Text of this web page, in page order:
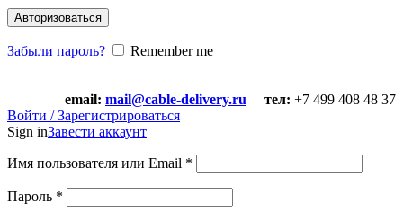
Авторизоваться
Забыли пароль?
Remember me
email: mail@cable-delivery.ru тел: +7 499 408 48 37
Войти / Зарегистрироваться
Sign inЗавести аккаунт
Имя пользователя или Email *
Пароль *